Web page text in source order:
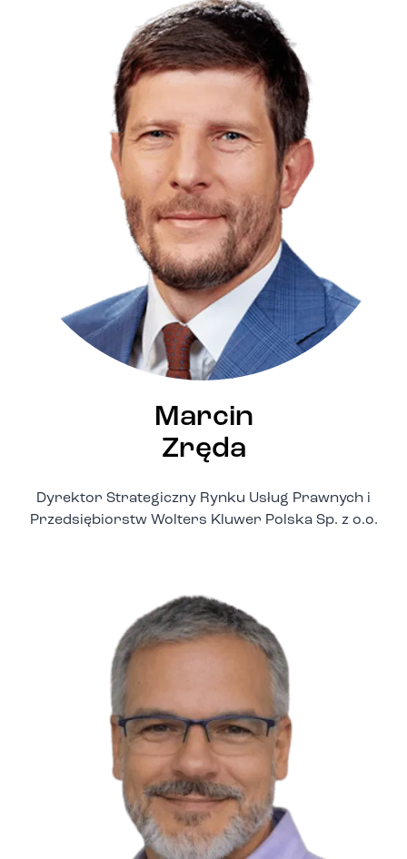
Marcin
Zręda
Dyrektor Strategiczny Rynku Usług Prawnych i
Przedsiębiorstw Wolters Kluwer Polska Sp. z o.o.